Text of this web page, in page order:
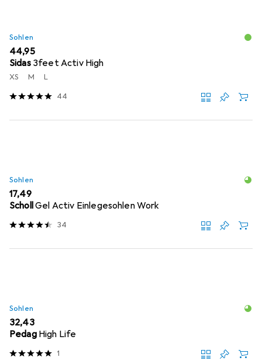
Sohlen
EUR
44,95
Sidas 3feet Activ High
XS M L
44
Sohlen
EUR
17,49
SchollGel Activ Einlegesohlen Work
34
Sohlen
EUR
32,43
Pedag High Life
1